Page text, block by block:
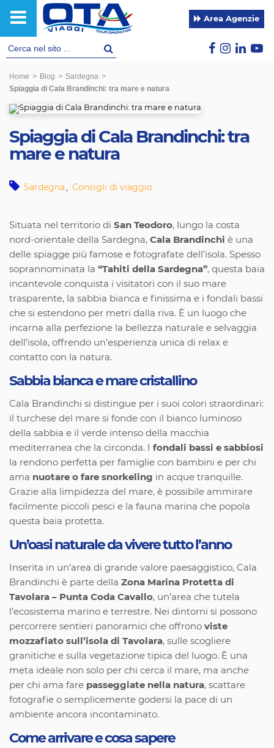
Area Agenzie
Home > Blog > Sardegna >
Spiaggia di Cala Brandinchi: tra mare e natura
Spiaggia di Cala Brandinchi: tra
mare e natura
Sardegna , Consigli di viaggio
Situata nel territorio di San Teodoro, lungo la costa
nord-orientale della Sardegna, Cala Brandinchi è una
delle spiagge più famose e fotografate dell’isola. Spesso
soprannominata la “Tahiti della Sardegna”, questa baia
incantevole conquista i visitatori con il suo mare
trasparente, la sabbia bianca e finissima e i fondali bassi
che si estendono per metri dalla riva. È un luogo che
incarna alla perfezione la bellezza naturale e selvaggia
dell’isola, offrendo un’esperienza unica di relax e
contatto con la natura.
Sabbia bianca e mare cristallino
Cala Brandinchi si distingue per i suoi colori straordinari:
il turchese del mare si fonde con il bianco luminoso
della sabbia e il verde intenso della macchia
mediterranea che la circonda. I fondali bassi e sabbiosi
la rendono perfetta per famiglie con bambini e per chi
ama nuotare o fare snorkeling in acque tranquille.
Grazie alla limpidezza del mare, è possibile ammirare
facilmente piccoli pesci e la fauna marina che popola
questa baia protetta.
Un’oasi naturale da vivere tutto l’anno
Inserita in un’area di grande valore paesaggistico, Cala
Brandinchi è parte della Zona Marina Protetta di
Tavolara – Punta Coda Cavallo, un’area che tutela
l’ecosistema marino e terrestre. Nei dintorni si possono
percorrere sentieri panoramici che offrono viste
mozzafiato sull’isola di Tavolara, sulle scogliere
granitiche e sulla vegetazione tipica del luogo. È una
meta ideale non solo per chi cerca il mare, ma anche
per chi ama fare passeggiate nella natura, scattare
fotografie o semplicemente godersi la pace di un
ambiente ancora incontaminato.
Come arrivare e cosa sapere